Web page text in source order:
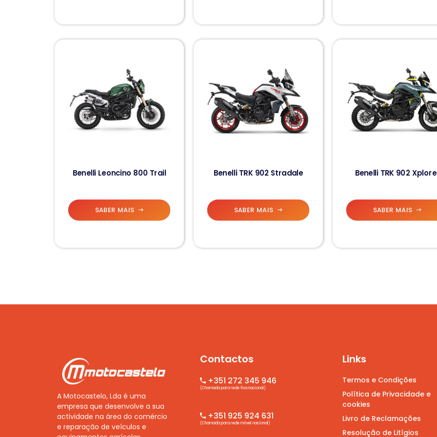
Benelli Leoncino 800 Trail
SABER MAIS
Benelli TRK 902 Stradale
SABER MAIS
Benelli TRK 902
SABER MAIS
A Motocastelo, Lda é uma
empresa que desenvolve a sua
actividade na área do comércio
e reparação de veículos e
Contactos
+351 272 345 946
(Chamada para rede fixa nacional)
+351 925 924 631
(Chamada para rede móvel nacional)
Links
Termos e Condições
Política de Privacidade e
cookies
Livro de Reclamações
Resolução de Litígios